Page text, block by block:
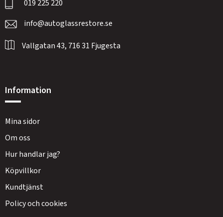
019 225 220
info@autoglassrestore.se
Vallgatan 43, 716 31 Fjugesta
Information
Mina sidor
Om oss
Hur handlar jag?
Köpvillkor
Kundtjänst
Policy och cookies